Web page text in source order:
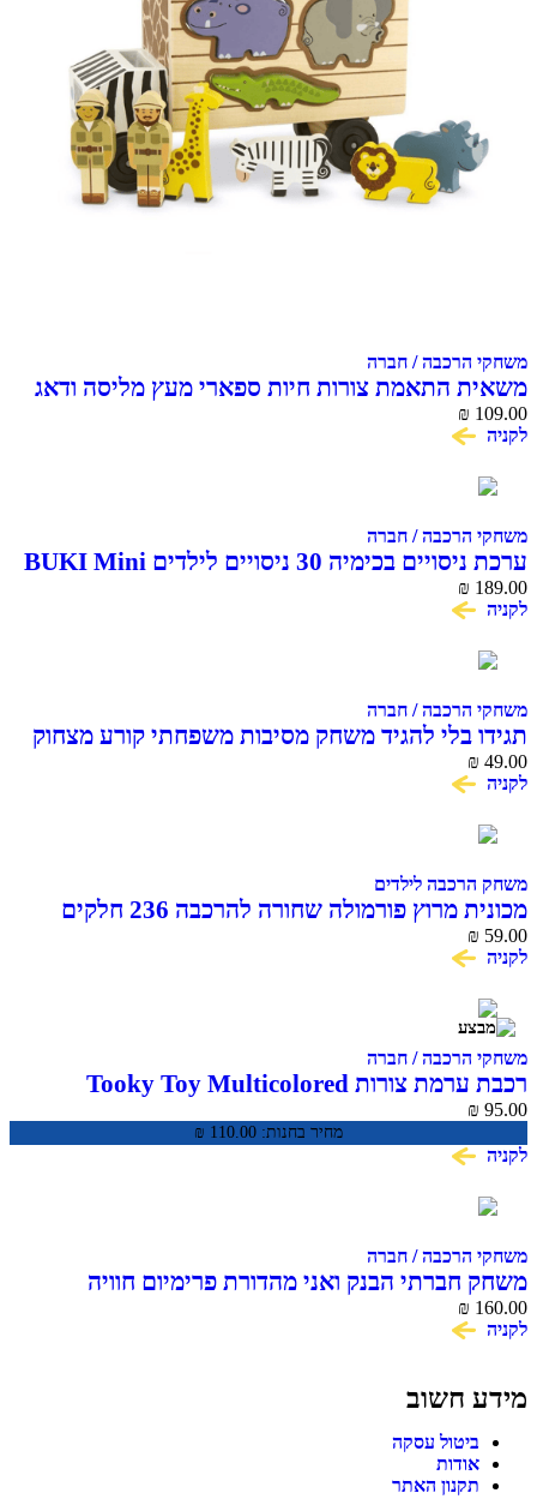
משחקי הרכבה / חברה
משאית התאמת צורות חיות ספארי מעץ מליסה ודאג
Melissa & doug
₪ 109.00
לקניה
משחקי הרכבה / חברה
ערכת ניסויים בכימיה 30 ניסויים לילדים BUKI Mini
Chemistry
₪ 189.00
לקניה
משחקי הרכבה / חברה
תגידו בלי להגיד משחק מסיבות משפחתי קורע מצחוק
₪ 49.00
לקניה
משחק הרכבה לילדים
מכונית מרוץ פורמולה שחורה להרכבה 236 חלקים
COME ALIVE MACHINA
₪ 59.00
לקניה
משחקי הרכבה / חברה
רכבת ערמת צורות Tooky Toy Multicolored
Stacking Train TKB383
מחיר בחנות: ₪ 110.00
₪ 95.00
לקניה
משחקי הרכבה / חברה
משחק חברתי הבנק ואני מהדורת פרימיום חוויה
פיננסית לכל המשפחה
₪ 160.00
לקניה
מידע חשוב
ביטול עסקה
אודות
תקנון האתר